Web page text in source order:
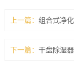
上一篇：
下一篇： 干盘除湿